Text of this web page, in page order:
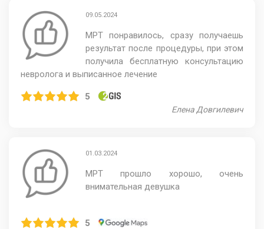
09.05.2024
МРТ понравилось, сразу получаешь
результат после процедуры, при этом
получила бесплатную консультацию
невролога и выписанное лечение
5
​Елена Довгилевич
01.03.2024
МРТ прошло хорошо, очень
внимательная девушка
5